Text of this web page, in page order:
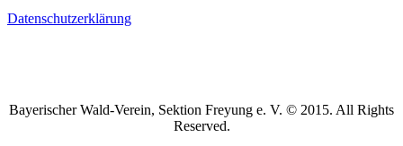
Datenschutzerklärung
Bayerischer Wald-Verein, Sektion Freyung e. V. © 2015. All Rights
Reserved.